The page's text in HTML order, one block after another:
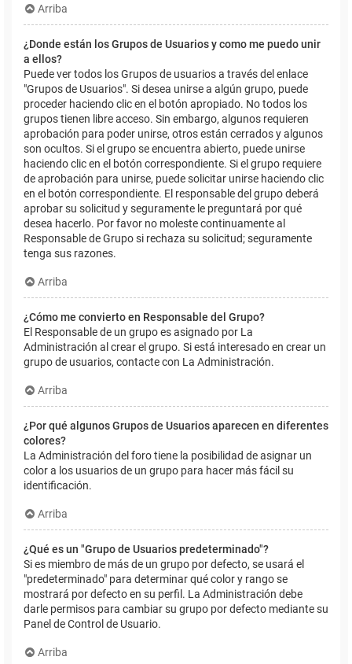
Arriba
¿Donde están los Grupos de Usuarios y como me puedo unir
a ellos?
Puede ver todos los Grupos de usuarios a través del enlace
"Grupos de Usuarios". Si desea unirse a algún grupo, puede
proceder haciendo clic en el botón apropiado. No todos los
grupos tienen libre acceso. Sin embargo, algunos requieren
aprobación para poder unirse, otros están cerrados y algunos
son ocultos. Si el grupo se encuentra abierto, puede unirse
haciendo clic en el botón correspondiente. Si el grupo requiere
de aprobación para unirse, puede solicitar unirse haciendo clic
en el botón correspondiente. El responsable del grupo deberá
aprobar su solicitud y seguramente le preguntará por qué
desea hacerlo. Por favor no moleste continuamente al
Responsable de Grupo si rechaza su solicitud; seguramente
tenga sus razones.
Arriba
¿Cómo me convierto en Responsable del Grupo?
El Responsable de un grupo es asignado por La
Administración al crear el grupo. Si está interesado en crear un
grupo de usuarios, contacte con La Administración.
Arriba
¿Por qué algunos Grupos de Usuarios aparecen en diferentes
colores?
La Administración del foro tiene la posibilidad de asignar un
color a los usuarios de un grupo para hacer más fácil su
identificación.
Arriba
¿Qué es un "Grupo de Usuarios predeterminado"?
Si es miembro de más de un grupo por defecto, se usará el
"predeterminado" para determinar qué color y rango se
mostrará por defecto en su perfil. La Administración debe
darle permisos para cambiar su grupo por defecto mediante su
Panel de Control de Usuario.
Arriba